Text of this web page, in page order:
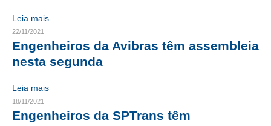
CARREIRA
NEWSLETTER
Leia mais
22/11/2021
Engenheiros da Avibras têm assembleia
nesta segunda
Leia mais
18/11/2021
Engenheiros da SPTrans têm